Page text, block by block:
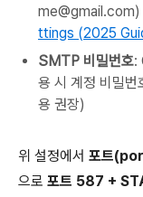
me@gmail.com)
ttings (2025
SMTP 비밀번호:
용 시 계정 비밀
용 권장)
위 설정에서 포트
으로 포트 587 +